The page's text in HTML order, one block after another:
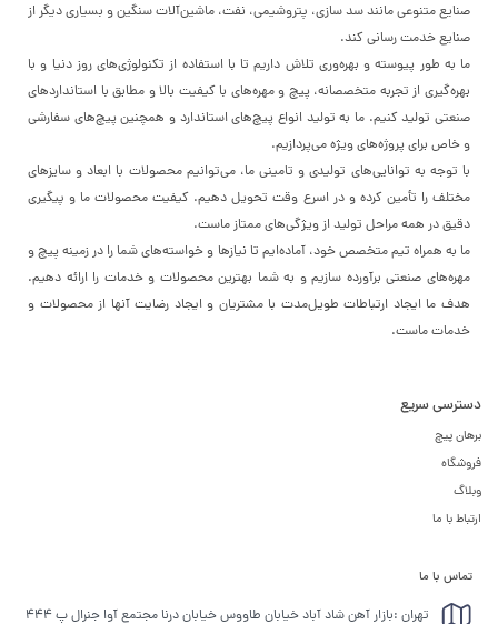
صنایع متنوعی مانند سد سازی، پتروشیمی، نفت، ماشین‌آلات سنگین و بسیاری دیگر از
صنایع خدمت رسانی کند.
ما به طور پیوسته و بهره‌وری تلاش داریم تا با استفاده از تکنولوژی‌های روز دنیا و با
بهره‌گیری از تجربه متخصصانه، پیچ و مهره‌های با کیفیت بالا و مطابق با استانداردهای
صنعتی تولید کنیم. ما به تولید انواع پیچ‌های استاندارد و همچنین پیچ‌های سفارشی
و خاص برای پروژه‌های ویژه می‌پردازیم.
با توجه به توانایی‌های تولیدی و تامینی ما، می‌توانیم محصولات با ابعاد و سایزهای
مختلف را تأمین کرده و در اسرع وقت تحویل دهیم. کیفیت محصولات ما و پیگیری
دقیق در همه مراحل تولید از ویژگی‌های ممتاز ماست.
ما به همراه تیم متخصص خود، آماده‌ایم تا نیازها و خواسته‌های شما را در زمینه پیچ و
مهره‌های صنعتی برآورده سازیم و به شما بهترین محصولات و خدمات را ارائه دهیم.
هدف ما ایجاد ارتباطات طویل‌مدت با مشتریان و ایجاد رضایت آنها از محصولات و
خدمات ماست.
دسترسی سریع
برهان پیچ
فروشگاه
وبلاگ
ارتباط با ما
تماس با ما
تهران :بازار آهن شاد آباد خیابان طاووس خیابان درنا مجتمع آوا جنرال پ 444